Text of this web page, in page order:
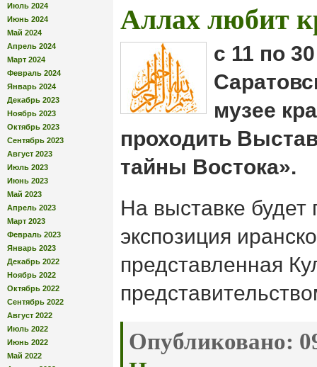
Июль 2024
Июнь 2024
Май 2024
Апрель 2024
Март 2024
Февраль 2024
Январь 2024
Декабрь 2023
Ноябрь 2023
Октябрь 2023
Сентябрь 2023
Август 2023
Июль 2023
Июнь 2023
Май 2023
Апрель 2023
Март 2023
Февраль 2023
Январь 2023
Декабрь 2022
Ноябрь 2022
Октябрь 2022
Сентябрь 2022
Август 2022
Июль 2022
Июнь 2022
Май 2022
Аллах любит
с 11 по
музее
проходить
тайны Востока».
На выставке будет
экспозиция
представленная
Опубликовано: